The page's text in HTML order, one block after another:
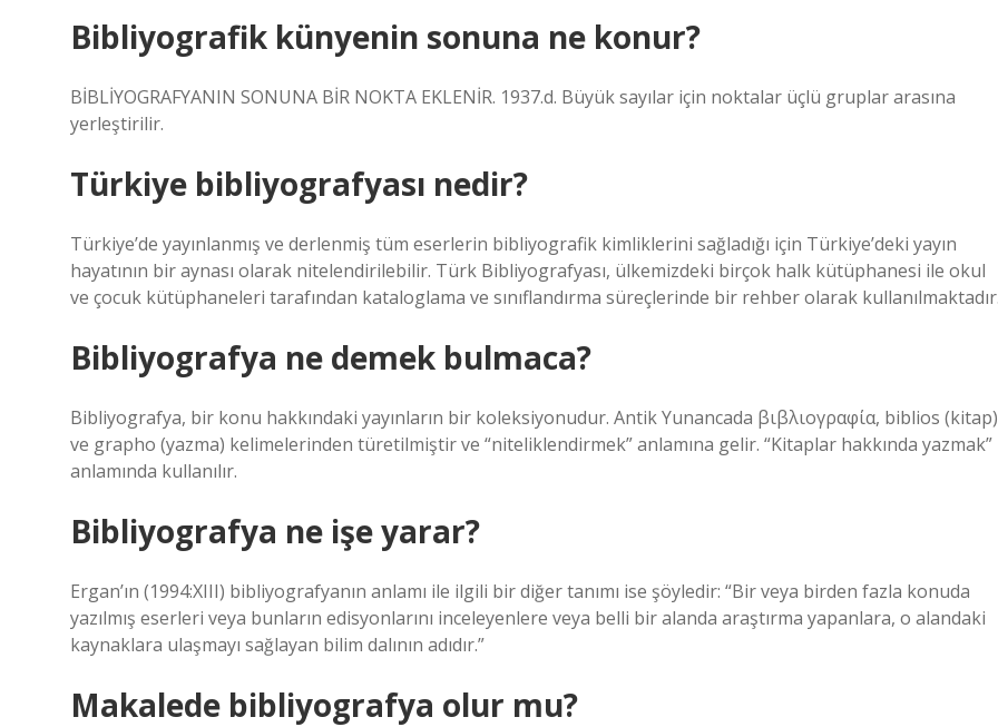
Bibliyografik künyenin sonuna ne konur?
BİBLİYOGRAFYANIN SONUNA BİR NOKTA EKLENİR. 1937.d. Büyük sayılar için noktalar üçlü gruplar arasına
yerleştirilir.
Türkiye bibliyografyası nedir?
Türkiye’de yayınlanmış ve derlenmiş tüm eserlerin bibliyografik kimliklerini sağladığı için Türkiye’deki yayın
hayatının bir aynası olarak nitelendirilebilir. Türk Bibliyografyası, ülkemizdeki birçok halk kütüphanesi ile okul
ve çocuk kütüphaneleri tarafından kataloglama ve sınıflandırma süreçlerinde bir rehber olarak
Bibliyografya ne demek bulmaca?
Bibliyografya, bir konu hakkındaki yayınların bir koleksiyonudur. Antik Yunancada βιβλιογραφία, biblios (kitap)
ve grapho (yazma) kelimelerinden türetilmiştir ve “niteliklendirmek” anlamına gelir. “Kitaplar hakkında yazmak”
anlamında kullanılır.
Bibliyografya ne işe yarar?
Ergan’ın (1994:XIII) bibliyografyanın anlamı ile ilgili bir diğer tanımı ise şöyledir: “Bir veya birden fazla konuda
yazılmış eserleri veya bunların edisyonlarını inceleyenlere veya belli bir alanda araştırma yapanlara, o alandaki
kaynaklara ulaşmayı sağlayan bilim dalının adıdır.”
Makalede bibliyografya olur mu?